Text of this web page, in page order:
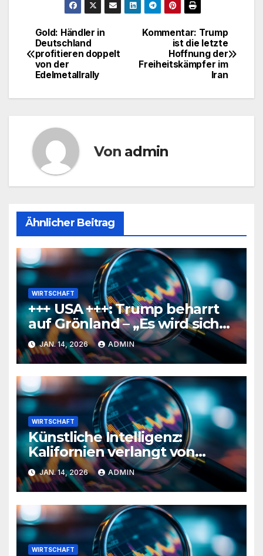
Beitragsnavigation
Kommentar: Trump
ist die letzte
Hoffnung der
Freiheitskämpfer im
Iran
Gold: Händler in
Deutschland
profitieren doppelt
von der
Edelmetallrally
Von admin
Ähnlicher Beitrag
WIRTSCHAFT
+++ USA +++: Trump beharrt
auf Grönland – „Es wird sich
etwas finden“
JAN. 14, 2026 ADMIN
WIRTSCHAFT
Künstliche Intelligenz:
Kalifornien verlangt von
Musk Aufklärung über
Deepfake-Inhalte
JAN. 14, 2026 ADMIN
WIRTSCHAFT